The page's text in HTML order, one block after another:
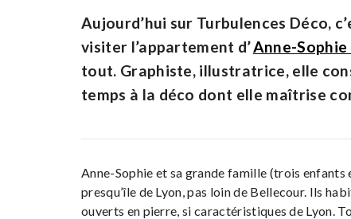
Aujourd’hui sur Turbulences Déco,
visiter l’appartement d’Anne-Sophie
tout. Graphiste, illustratrice, elle
temps à la déco dont elle maîtrise
Anne-Sophie et sa grande famille (trois enfants
presqu’île de Lyon, pas loin de Bellecour. Ils
ouverts en pierre, si caractéristiques de Lyon.